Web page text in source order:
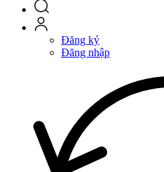
Đăng ký
Đăng nhập